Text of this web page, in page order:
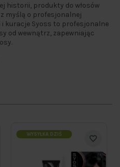
historii, produkty do włosów
myślą o profesjonalnej
i kuracje Syoss to profesjonalne
od wewnątrz, zapewniając
WYSYŁKA DZIŚ